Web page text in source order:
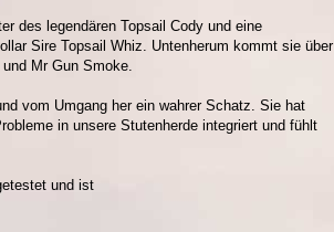
des legendären Topsail Cody und eine
Sire Topsail Whiz. Untenherum kommt sie über
Mr Gun Smoke.
vom Umgang her ein wahrer Schatz. Sie hat
in unsere Stutenherde integriert und fühlt
und ist